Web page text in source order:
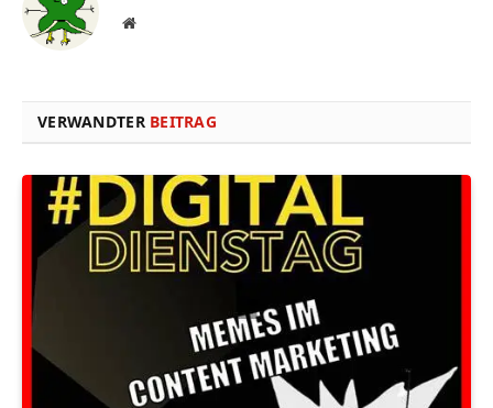
Website
VERWANDTER BEITRAG